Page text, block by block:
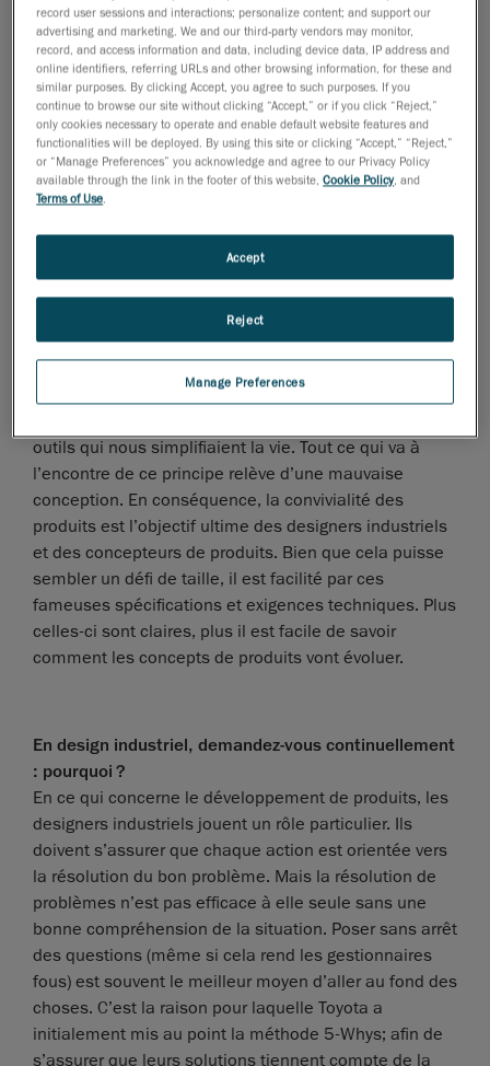
exigences techniques sont nécessaires pour créer un
produit exceptionnel et performant. C’est ce qui fait le
succès des designers industriels. Laissez-nous vous
expliquer !
Un bon design industriel est bon pour vous (et pour
vos clients)
Il existe différentes écoles de pensée en matière de
design industriel. Le design centré sur l’être humain,
professeur et auteur de renom, garantit que chaque
décision prise tout au long du développement d’un
produit n’entravera en rien son utilisation. La logique
est simple : au début de l’humanité, nous avons
outils qui nous simplifiaient la vie. Tout ce qui va à
l’encontre de ce principe relève d’une mauvaise
conception. En conséquence, la convivialité des
produits est l’objectif ultime des designers industriels
et des concepteurs de produits. Bien que cela puisse
sembler un défi de taille, il est facilité par ces
fameuses spécifications et exigences techniques. Plus
celles-ci sont claires, plus il est facile de savoir
comment les concepts de produits vont évoluer.
En design industriel, demandez-vous continuellement
: pourquoi ?
En ce qui concerne le développement de produits, les
designers industriels jouent un rôle particulier. Ils
doivent s’assurer que chaque action est orientée vers
la résolution du bon problème. Mais la résolution de
problèmes n’est pas efficace à elle seule sans une
bonne compréhension de la situation. Poser sans arrêt
des questions (même si cela rend les gestionnaires
fous) est souvent le meilleur moyen d’aller au fond des
choses. C’est la raison pour laquelle Toyota a
initialement mis au point la méthode 5-Whys; afin de
s’assurer que leurs solutions tiennent compte de la
record user sessions and interactions; personalize content; and support our
advertising and marketing. We and our third-party vendors may monitor,
record, and access information and data, including device data, IP address and
online identifiers, referring URLs and other browsing information, for these and
similar purposes. By clicking Accept, you agree to such purposes. If you
continue to browse our site without clicking “Accept,” or if you click “Reject,”
only cookies necessary to operate and enable default website features and
functionalities will be deployed. By using this site or clicking “Accept,” “Reject,”
or “Manage Preferences” you acknowledge and agree to our Privacy Policy
available through the link in the footer of this website,Cookie Policy, and
Terms of Use
Manage Preferences
Reject
Accept